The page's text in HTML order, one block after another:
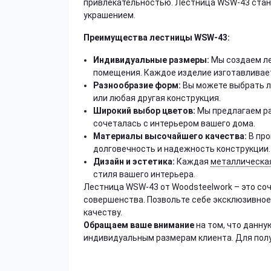
привлекательностью. Лестница WSW-43
украшением.
Преимущества лестницы WSW-43:
Индивидуальные размеры: Мы создаем
помещения. Каждое изделие
Разнообразие форм: Вы можете выбрать
или любая другая конструкция.
Широкий выбор цветов: Мы предлагаем
сочеталась с интерьером вашего дома.
Материалы высочайшего качества: В
долговечность и надежность конструкции.
Дизайн и эстетика: Каждая
стиля вашего интерьера.
Лестница WSW-43 от Woodsteelwork – это
совершенства. Позвольте себе
качеству.
Обращаем ваше вниманиена том, что
индивидуальным размерам клиента. Для